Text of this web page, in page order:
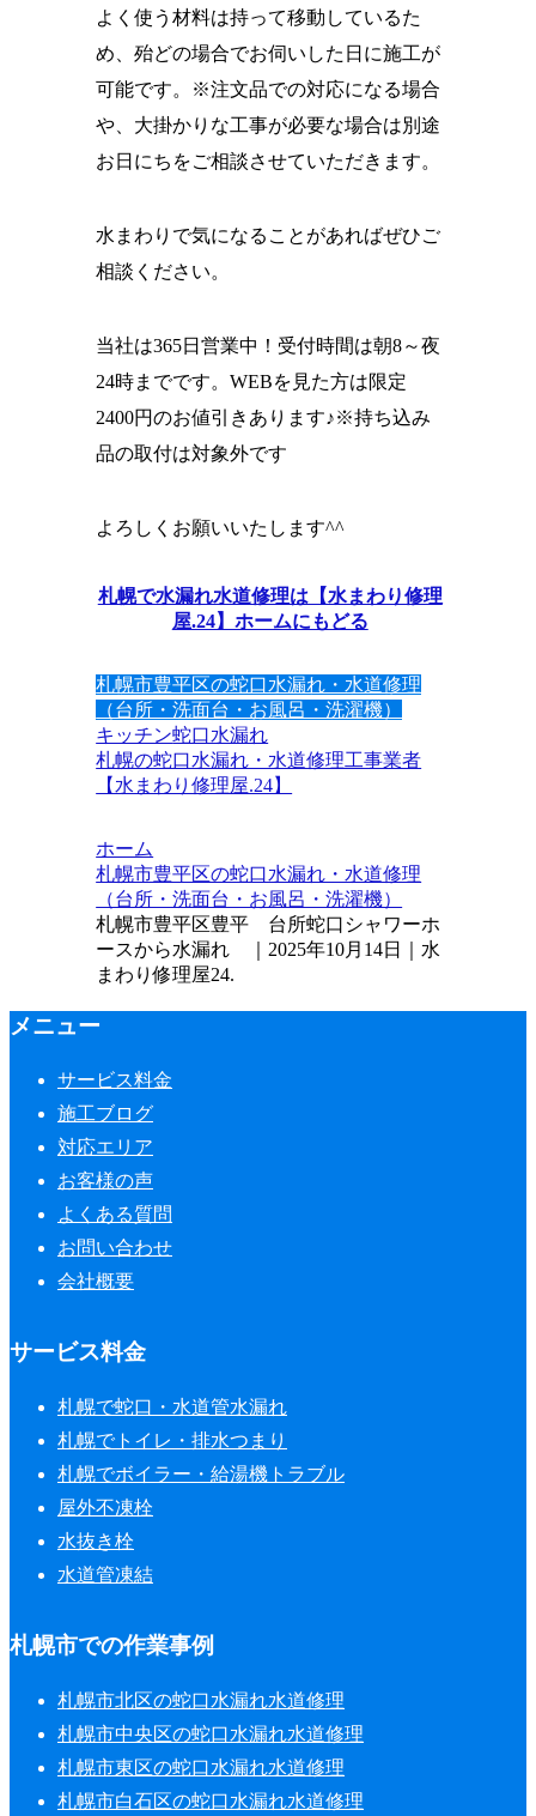
よく使う材料は持って移動しているた
め、殆どの場合でお伺いした日に施工が
可能です。※注文品での対応になる場合
や、大掛かりな工事が必要な場合は別途
お日にちをご相談させていただきます。
水まわりで気になることがあればぜひご
相談ください。
当社は365日営業中！受付時間は朝8～夜
24時までです。WEBを見た方は限定
2400円のお値引きあります♪※持ち込み
品の取付は対象外です
よろしくお願いいたします^^
札幌で水漏れ水道修理は【水まわり修理
屋.24】ホームにもどる
札幌市豊平区の蛇口水漏れ・水道修理
（台所・洗面台・お風呂・洗濯機）
キッチン蛇口水漏れ
札幌の蛇口水漏れ・水道修理工事業者
【水まわり修理屋.24】
ホーム
札幌市豊平区の蛇口水漏れ・水道修理
（台所・洗面台・お風呂・洗濯機）
札幌市豊平区豊平 台所蛇口シャワーホ
ースから水漏れ ｜2025年10月14日｜水
まわり修理屋24.
メニュー
サービス料金
施工ブログ
対応エリア
お客様の声
よくある質問
お問い合わせ
会社概要
サービス料金
札幌で蛇口・水道管水漏れ
札幌でトイレ・排水つまり
札幌でボイラー・給湯機トラブル
屋外不凍栓
水抜き栓
水道管凍結
札幌市での作業事例
札幌市北区の蛇口水漏れ水道修理
札幌市中央区の蛇口水漏れ水道修理
札幌市東区の蛇口水漏れ水道修理
札幌市白石区の蛇口水漏れ水道修理